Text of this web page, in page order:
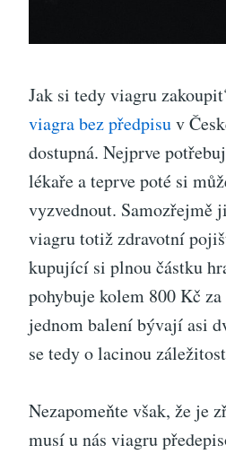
Jak si tedy viagru
viagra bez předpisuv
dostupná. Nejprve
lékaře a teprve poté si
vyzvednout. Samozřejmě
viagru totiž zdravotní
kupující si plnou částku
pohybuje kolem 800 Kč
jednom balení bývají asi
se tedy o lacinou
Nezapomeňte však, že je
musí u nás viagru